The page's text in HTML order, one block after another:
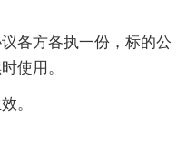
各方各执一份，标的公
使用。
。